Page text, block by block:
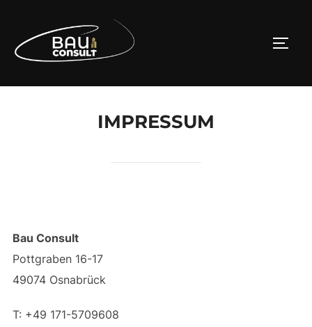
springen
IMPRESSUM
Bau Consult
Pottgraben 16-17
49074 Osnabrück
T: +49 171-5709608